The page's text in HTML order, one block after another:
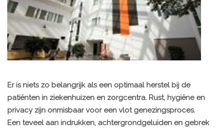
Er is niets zo belangrijk als een optimaal herstel bij de
patiënten in ziekenhuizen en zorgcentra. Rust, hygiëne en
privacy zijn onmisbaar voor een vlot genezingsproces.
Een teveel aan indrukken, achtergrondgeluiden en gebrek